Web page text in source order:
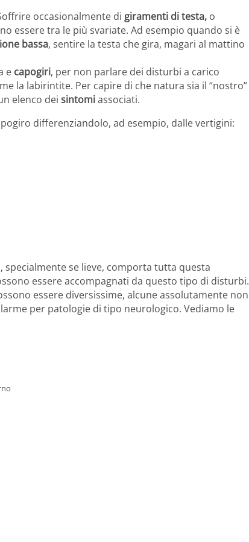
occasionalmente di giramenti di testa, o
essere tra le più svariate. Ad esempio quando si è
bassa, sentire la testa che gira, magari al mattino
e capogiri, per non parlare dei disturbi a carico
la labirintite. Per capire di che natura sia il “nostro”
elenco dei sintomiassociati.
differenziandolo, ad esempio, dalle vertigini:
se lieve, comporta tutta questa
essere accompagnati da questo tipo di disturbi.
essere diversissime, alcune assolutamente non
per patologie di tipo neurologico. Vediamo le